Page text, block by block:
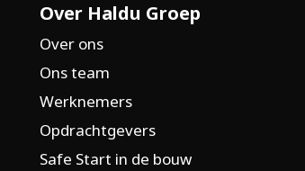
Over Haldu Groep
Over ons
Ons team
Werknemers
Opdrachtgevers
Safe Start in de bouw